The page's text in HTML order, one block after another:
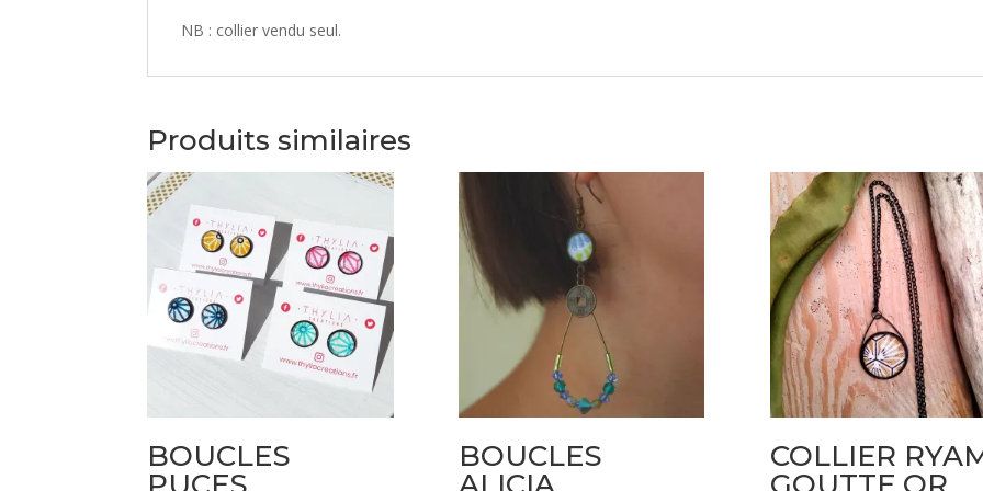
NB : collier vendu seul.
Produits similaires
BOUCLES
BOUCLES
COLLIER